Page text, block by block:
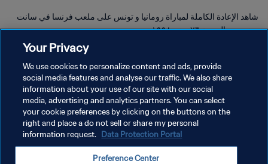
شاهد الإعادة الكاملة لمباراة رومانيا و تونس على ملعب فرنسا في سانت
دوني يوم الجمعة ٢٦ يونيو ١٩٩٨.
سياسة الخصوصية
إدارة تفضيلات ملفات تعريف الارتباط
Your Privacy
We use cookies to personalize content and ads, provide
social media features and analyse our traffic. We also share
information about your use of our site with our social
media, advertising and analytics partners. You can select
your cookie preferences by clicking on the buttons on the
right and place a do not sell or share my personal
information request. Data Protection Portal
Preference Center